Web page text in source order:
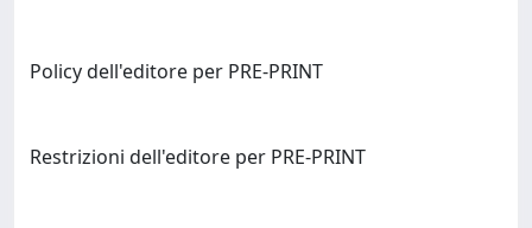
Policy dell'editore per PRE-PRINT
Restrizioni dell'editore per PRE-PRINT